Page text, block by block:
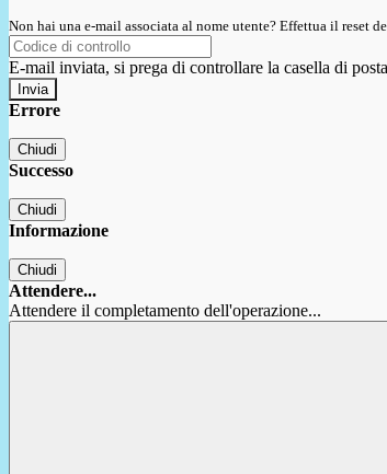
Non hai una e-mail associata al nome utente? Effettua il reset
E-mail inviata, si prega di controllare la casella di
Errore
Chiudi
Successo
Chiudi
Informazione
Chiudi
Attendere...
Attendere il completamento dell'operazione...